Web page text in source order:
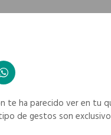
te ha parecido ver en tu
de gestos son